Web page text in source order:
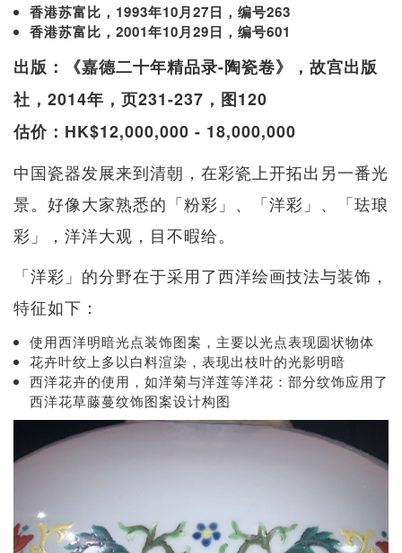
香港苏富比，1993年10月27日，编号263
香港苏富比，2001年10月29日，编号601
出版：《嘉德二十年精品录-陶瓷卷》，故宫出版
社，2014年，页231-237，图120
估价：HK$12,000,000 - 18,000,000
中国瓷器发展来到清朝，在彩瓷上开拓出另一番光
景。好像大家熟悉的「粉彩」、「洋彩」、「珐琅
彩」，洋洋大观，目不暇给。
「洋彩」的分野在于采用了西洋绘画技法与装饰，
特征如下：
使用西洋明暗光点装饰图案，主要以光点表现圆状物体
花卉叶纹上多以白料渲染，表现出枝叶的光影明暗
西洋花卉的使用，如洋菊与洋莲等洋花：部分纹饰应用了
西洋花草藤蔓纹饰图案设计构图